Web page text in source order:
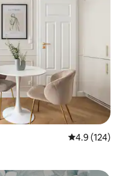
平均评分 4.9
4.9 (124)